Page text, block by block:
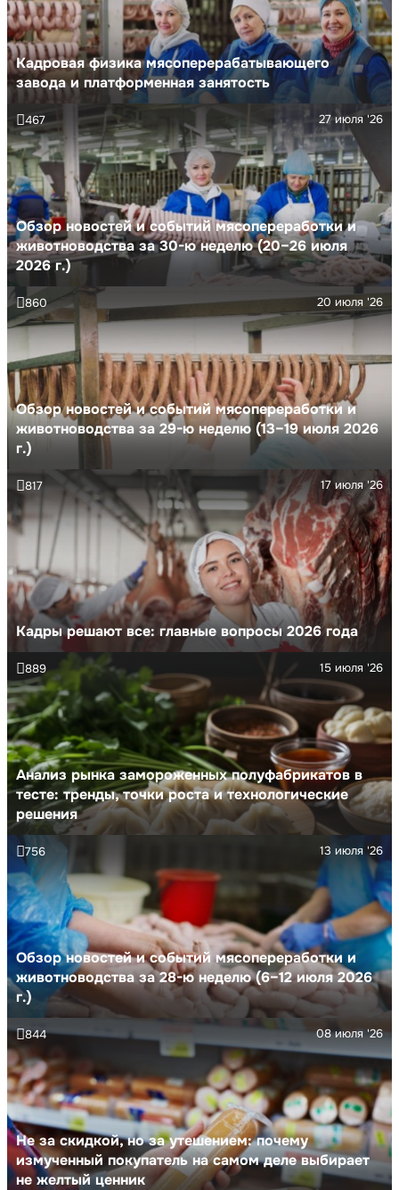
Кадровая физика мясоперерабатывающего
завода и платформенная занятость
Обзор новостей и событий мясопереработки и
животноводства за 30-ю неделю (20–26 июля
2026 г.)
27 июля '26
467
Обзор новостей и событий мясопереработки и
животноводства за 29-ю неделю (13–19 июля 2026
г.)
20 июля '26
860
Кадры решают все: главные вопросы 2026 года
17 июля '26
817
Анализ рынка замороженных полуфабрикатов в
тесте: тренды, точки роста и технологические
решения
15 июля '26
889
Обзор новостей и событий мясопереработки и
животноводства за 28-ю неделю (6–12 июля 2026
г.)
13 июля '26
756
Не за скидкой, но за утешением: почему
измученный покупатель на самом деле выбирает
не желтый ценник
08 июля '26
844